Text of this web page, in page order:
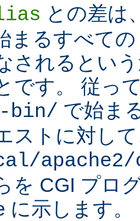
との差は
まるすべて
されるとい
です。 従っ
bin/ で始ま
ストに対し
を CGI プロ
に示します。